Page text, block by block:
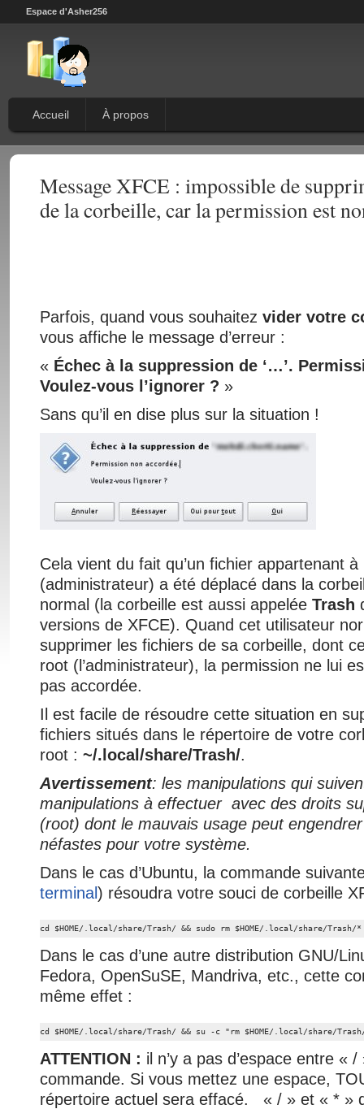
Espace d'Asher256
Accueil À propos
Message XFCE : impossible de
de la corbeille, car la permission est
Parfois, quand vous souhaitez vider votre
vous affiche le message d’erreur :
« Échec à la suppression de ‘…’.
Voulez-vous l’ignorer ? »
Sans qu’il en dise plus sur la situation !
Cela vient du fait qu’un fichier appartenant à
(administrateur) a été déplacé dans la
normal (la corbeille est aussi appelée Trash
versions de XFCE). Quand cet utilisateur
supprimer les fichiers de sa corbeille, dont
root (l’administrateur), la permission ne lui
pas accordée.
Il est facile de résoudre cette situation en
fichiers situés dans le répertoire de votre
root : ~/.local/share/Trash/.
Avertissement: les manipulations qui
manipulations à effectuer avec des droits
(root) dont le mauvais usage peut
néfastes pour votre système.
Dans le cas d’Ubuntu, la commande
terminal) résoudra votre souci de corbeille
cd $HOME/.local/share/Trash/ && sudo rm $HOME/.local/share/
Dans le cas d’une autre distribution GNU/
Fedora, OpenSuSE, Mandriva, etc., cette
même effet :
cd $HOME/.local/share/Trash/ && su -c "rm $HOME/.local/share/
ATTENTION : il n’y a pas d’espace entre «
commande. Si vous mettez une espace,
répertoire actuel sera effacé. « / » et « * »